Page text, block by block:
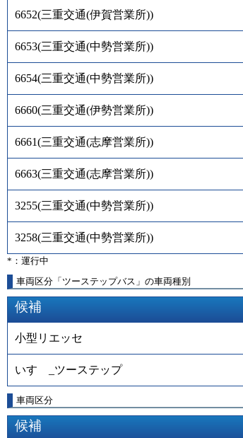
6652(三重交通(伊賀営業所))
6653(三重交通(中勢営業所))
6654(三重交通(中勢営業所))
6660(三重交通(伊勢営業所))
6661(三重交通(志摩営業所))
6663(三重交通(志摩営業所))
3255(三重交通(中勢営業所))
3258(三重交通(中勢営業所))
*：運行中
車両区分「ツーステップバス」の車両種別
候補
小型リエッセ
いすゞ_ツーステップ
車両区分
候補